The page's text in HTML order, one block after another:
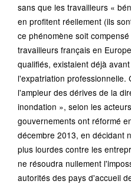
sans que les travailleurs «
en profitent réellement (ils
ce phénomène soit
travailleurs français en
qualifiés, existaient déjà
l'expatriation professionnelle.
l'ampleur des dérives de la
inondation », selon les
gouvernements ont réformé
décembre 2013, en décidant
plus lourdes contre les
ne résoudra nullement
autorités des pays d'accueil